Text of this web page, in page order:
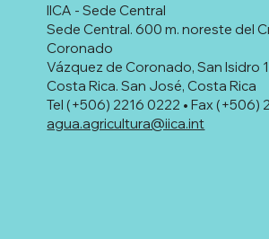
IICA - Sede Central
Sede Central. 600 m. noreste del
Coronado
Vázquez de Coronado, San Isidro
Costa Rica. San José, Costa Rica
Tel (+506) 2216 0222 • Fax (+506)
agua.agricultura@iica.int